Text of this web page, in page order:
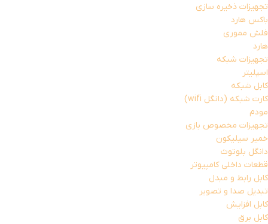
تجهیزات ذخیره سازی
باکس هارد
فلش مموری
هارد
تجهیزات شبکه
اسپلیتر
کابل شبکه
کارت شبکه (دانگل wifi)
مودم
تجهیزات مخصوص بازی
خمیر سیلیکون
دانگل بلوتوث
قطعات داخلی کامپیوتر
کابل رابط و مبدل
تبدیل صدا و تصویر
کابل افزایش
کابل برق